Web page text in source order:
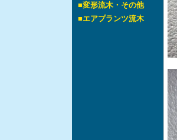
■変形流木・その他
■エアプランツ流木